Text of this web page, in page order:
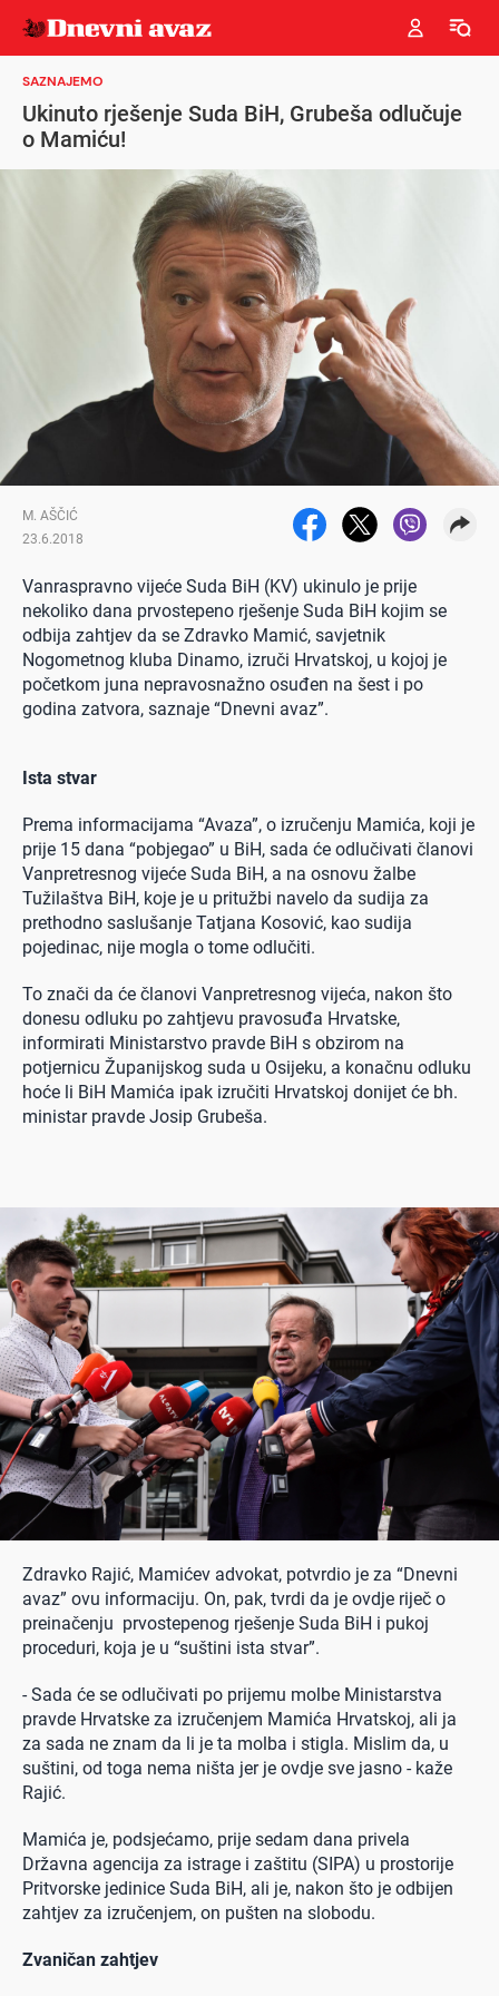
SAZNAJEMO
Ukinuto rješenje Suda BiH, Grubeša odlučuje
o Mamiću!
M. AŠČIĆ
23.6.2018
Vanraspravno vijeće Suda BiH (KV) ukinulo je prije
nekoliko dana prvostepeno rješenje Suda BiH kojim se
odbija zahtjev da se Zdravko Mamić, savjetnik
Nogometnog kluba Dinamo, izruči Hrvatskoj, u kojoj je
početkom juna nepravosnažno osuđen na šest i po
godina zatvora, saznaje “Dnevni avaz”.
Ista stvar
Prema informacijama “Avaza”, o izručenju Mamića, koji je
prije 15 dana “pobjegao” u BiH, sada će odlučivati članovi
Vanpretresnog vijeće Suda BiH, a na osnovu žalbe
Tužilaštva BiH, koje je u pritužbi navelo da sudija za
prethodno saslušanje Tatjana Kosović, kao sudija
pojedinac, nije mogla o tome odlučiti.
To znači da će članovi Vanpretresnog vijeća, nakon što
donesu odluku po zahtjevu pravosuđa Hrvatske,
informirati Ministarstvo pravde BiH s obzirom na
potjernicu Županijskog suda u Osijeku, a konačnu odluku
hoće li BiH Mamića ipak izručiti Hrvatskoj donijet će bh.
ministar pravde Josip Grubeša.
Zdravko Rajić, Mamićev advokat, potvrdio je za “Dnevni
avaz” ovu informaciju. On, pak, tvrdi da je ovdje riječ o
preinačenju prvostepenog rješenje Suda BiH i pukoj
proceduri, koja je u “suštini ista stvar”.
- Sada će se odlučivati po prijemu molbe Ministarstva
pravde Hrvatske za izručenjem Mamića Hrvatskoj, ali ja
za sada ne znam da li je ta molba i stigla. Mislim da, u
suštini, od toga nema ništa jer je ovdje sve jasno - kaže
Rajić.
Mamića je, podsjećamo, prije sedam dana privela
Državna agencija za istrage i zaštitu (SIPA) u prostorije
Pritvorske jedinice Suda BiH, ali je, nakon što je odbijen
zahtjev za izručenjem, on pušten na slobodu.
Zvaničan zahtjev